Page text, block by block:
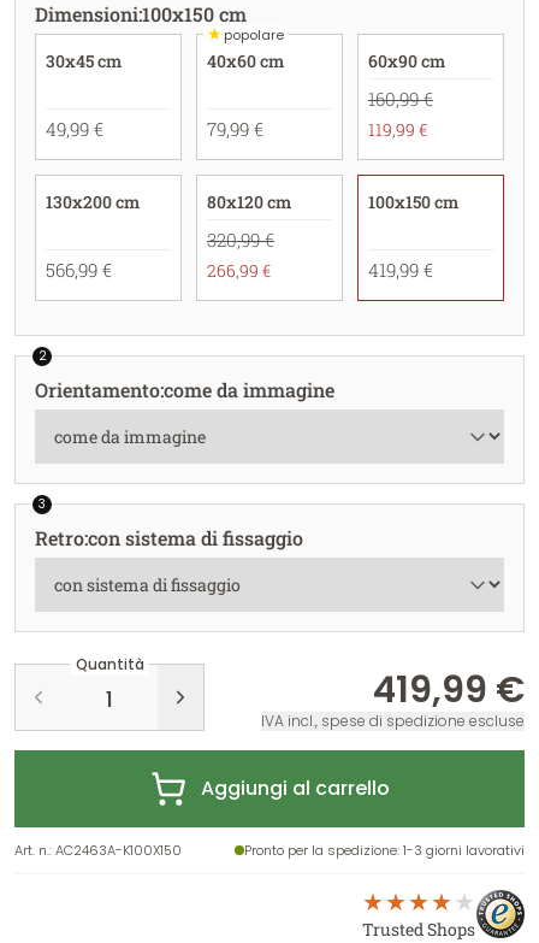
Dimensioni:100x150 cm
30x45 cm
49,99 €
★popolare
40x60 cm
79,99 €
60x90 cm
160,99 €
119,99 €
130x200 cm
566,99 €
80x120 cm
320,99 €
266,99 €
100x150 cm
419,99 €
2
Orientamento:come da immagine
3
Retro:con sistema di fissaggio
Quantità
419,99 €
IVA incl., spese di spedizione escluse
Aggiungi al carrello
Art. n.:AC2463A-K100X150 Pronto per la spedizione: 1-3 giorni lavorativi
Trusted Shops